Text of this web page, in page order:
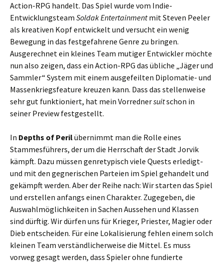
Action-RPG handelt. Das Spiel wurde vom Indie-
Entwicklungsteam Soldak Entertainmentmit Steven Peeler
als kreativen Kopf entwickelt und versucht ein wenig
Bewegung in das festgefahrene Genre zu bringen.
Ausgerechnet ein kleines Team mutiger Entwickler möchte
nun also zeigen, dass ein Action-RPG das übliche „Jäger und
Sammler“ System mit einem ausgefeilten Diplomatie- und
Massenkriegsfeature kreuzen kann. Dass das stellenweise
sehr gut funktioniert, hat mein Vorrednersuitschon in
seiner Preview festgestellt.
In Depths of Perilübernimmt man die Rolle eines
Stammesführers, der um die Herrschaft der Stadt Jorvik
kämpft. Dazu müssen genretypisch viele Quests erledigt-
und mit den gegnerischen Parteien im Spiel gehandelt und
gekämpft werden. Aber der Reihe nach: Wir starten das Spiel
und erstellen anfangs einen Charakter. Zugegeben, die
Auswahlmöglichkeiten in Sachen Aussehen und Klassen
sind dürftig. Wir dürfen uns für Krieger, Priester, Magier oder
Dieb entscheiden. Für eine Lokalisierung fehlen einem solch
kleinen Team verständlicherweise die Mittel. Es muss
vorweg gesagt werden, dass Spieler ohne fundierte